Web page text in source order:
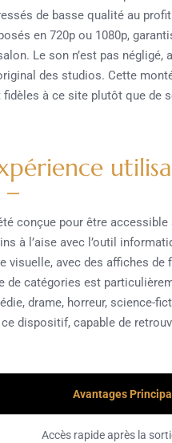
de basse qualité au
en 720p ou 1080p,
Le son n’est pas
des studios. Cette
à ce site plutôt que de
conçue pour être
à l’aise avec l’outil
visuelle, avec des affiches
de catégories est
drame, horreur, science-
dispositif, capable de
Avantages
Accès rapide après la